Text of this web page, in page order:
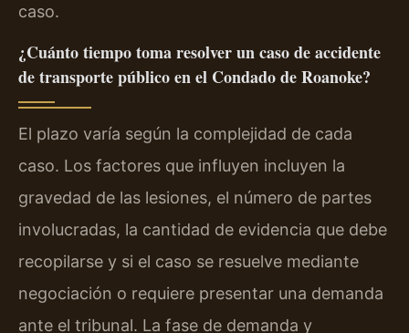
caso.
¿Cuánto tiempo toma resolver un caso de accidente
de transporte público en el Condado de Roanoke?
El plazo varía según la complejidad de cada
caso. Los factores que influyen incluyen la
gravedad de las lesiones, el número de partes
involucradas, la cantidad de evidencia que debe
recopilarse y si el caso se resuelve mediante
negociación o requiere presentar una demanda
ante el tribunal. La fase de demanda y